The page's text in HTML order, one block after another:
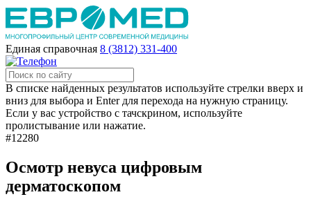
Единая справочная 8 (3812) 331-400
В списке найденных результатов используйте стрелки вверх и
вниз для выбора и Enter для перехода на нужную страницу.
Если у вас устройство с тачскрином, используйте
пролистывание или нажатие.
#12280
Осмотр невуса цифровым
дерматоскопом